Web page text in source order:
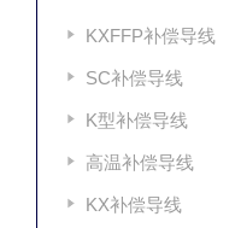
KXFFP补偿导线
SC补偿导线
K型补偿导线
高温补偿导线
KX补偿导线